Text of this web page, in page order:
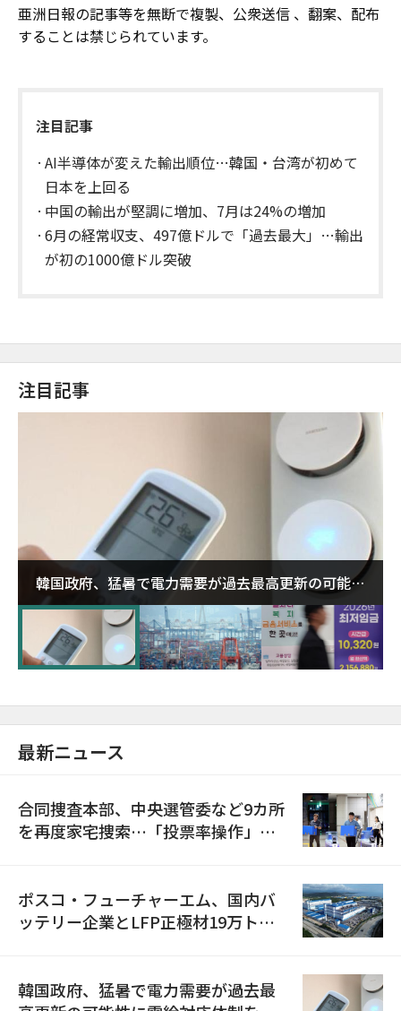
亜洲日報の記事等を無断で複製、公衆送信 、翻案、配布
することは禁じられています。
注目記事
AI半導体が変えた輸出順位…韓国・台湾が初めて
日本を上回る
中国の輸出が堅調に増加、7月は24%の増加
6月の経常収支、497億ドルで「過去最大」…輸出
が初の1000億ドル突破
注目記事
韓国政府、猛暑で電力需要が過去最高更新の可能性
に需給対応体制を点検
最新ニュース
合同捜査本部、中央選管委など9カ所
を再度家宅捜索…「投票率操作」の
ポスコ・フューチャーエム、国内バ
ッテリー企業とLFP正極材19万トン
韓国政府、猛暑で電力需要が過去最